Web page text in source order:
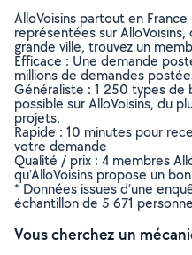
AlloVoisins partout en
représentées sur
grande ville, trouvez un
Efficace : Une demande
millions de demandes
Généraliste : 1 250 types
possible sur AlloVoisins, du
projets.
Rapide : 10 minutes pour
votre demande
Qualité / prix : 4 membres
qu’AlloVoisins propose un
* Données issues d’une
échantillon de 5 671
Vous cherchez un